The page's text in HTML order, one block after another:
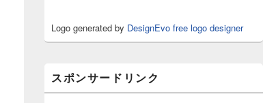
Logo generated by DesignEvo free logo designer
スポンサードリンク